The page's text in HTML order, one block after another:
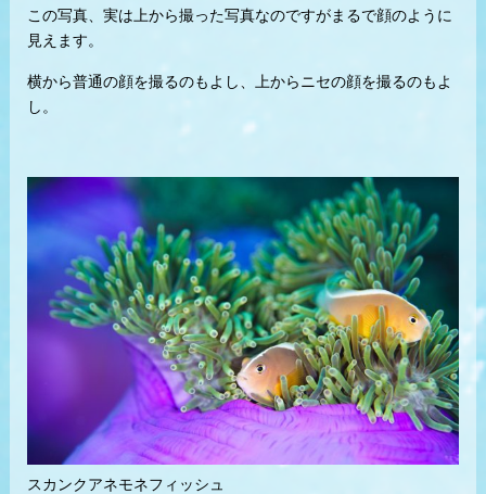
この写真、実は上から撮った写真なのですがまるで顔のように
見えます。
横から普通の顔を撮るのもよし、上からニセの顔を撮るのもよ
し。
スカンクアネモネフィッシュ